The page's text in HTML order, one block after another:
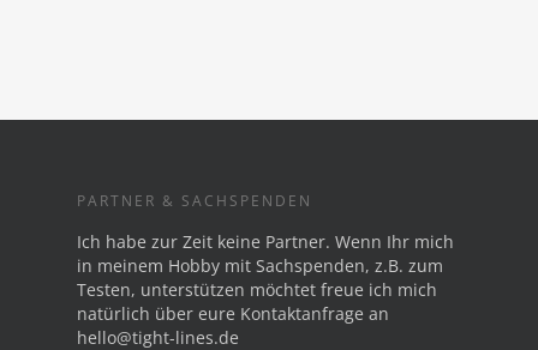
PARTNER & SACHSPENDEN
Ich habe zur Zeit keine Partner. Wenn Ihr mich
in meinem Hobby mit Sachspenden, z.B. zum
Testen, unterstützen möchtet freue ich mich
natürlich über eure Kontaktanfrage an
hello@tight-lines.de